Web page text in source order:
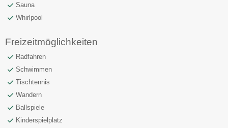
Sauna
Whirlpool
Freizeitmöglichkeiten
Radfahren
Schwimmen
Tischtennis
Wandern
Ballspiele
Kinderspielplatz